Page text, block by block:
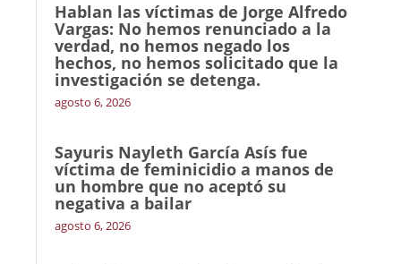
Hablan las víctimas de Jorge Alfredo
Vargas: No hemos renunciado a la
verdad, no hemos negado los
hechos, no hemos solicitado que la
investigación se detenga.
agosto 6, 2026
Sayuris Nayleth García Asís fue
víctima de feminicidio a manos de
un hombre que no aceptó su
negativa a bailar
agosto 6, 2026